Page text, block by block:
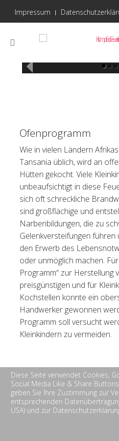
Impressum
Ofenprogramm
Wie in vielen Ländern
Tansania üblich, wird an
Hütten gekocht. Viele
unbeaufsichtigt in diese
sich oft schreckliche
sind großflächige und
Narbenbildungen, die zu
Gelenkversteifungen
den Erwerb des
oder unmöglich machen.
Programm“ zur Herstellung
preisgünstigen und für
Kochstellen konnte ein
Handwerker gewonnen
Programm soll versucht
Kleinkindern zu vermeiden.
Diese Seite verwendet Cookies,
Social Media Like & Share
geben Sie Ihre Zustimmung zur
entsprechenden
USA) und zur